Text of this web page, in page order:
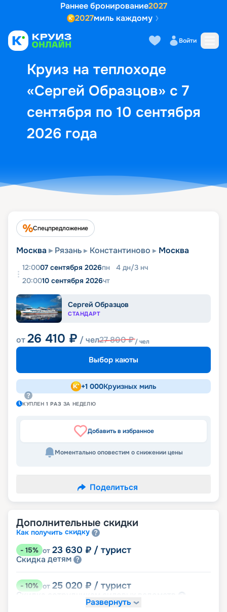
Раннее бронирование2027
2027миль каждому
Войти
Круиз на теплоходе
«Сергей Образцов» с 7
сентября по 10 сентября
2026 года
Выбор кают Маршрут и
Спецпредложение
Москва Рязань Константиново Москва
12:0007 сентября 2026пн 4 дн/3 нч
20:0010 сентября 2026чт
Сергей Образцов
СТАНДАРТ
от26 410 ₽ / чел27 800₽/ чел
Выбор каюты
+1 000Круизных миль
КУПЛЕН1 РАЗ ЗА НЕДЕЛЮ
Добавить в избранное
Моментально оповестим о снижении цены
Поделиться
Дополнительные скидки
Как получить скидку
- 15% от 23 630 ₽ / турист
Скидка детям
-10% от 25 020 ₽ / турист
Скидка сотрудникам силовых
Скидка многодетнымсемьям
Развернуть